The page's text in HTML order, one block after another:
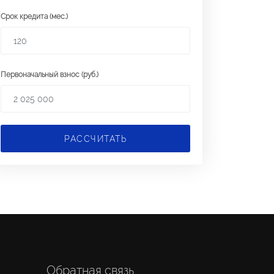
Срок кредита (мес.)
Первоначальный взнос (руб.)
РАССЧИТАТЬ
Обратная связь